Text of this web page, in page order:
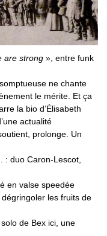
are strong », entre funk
ne chante
le mérite. Et ça
la bio d’Élisabeth
actualité
prolonge. Un
: duo Caron-Lescot,
en valse speedée
les fruits de
de Bex ici, une